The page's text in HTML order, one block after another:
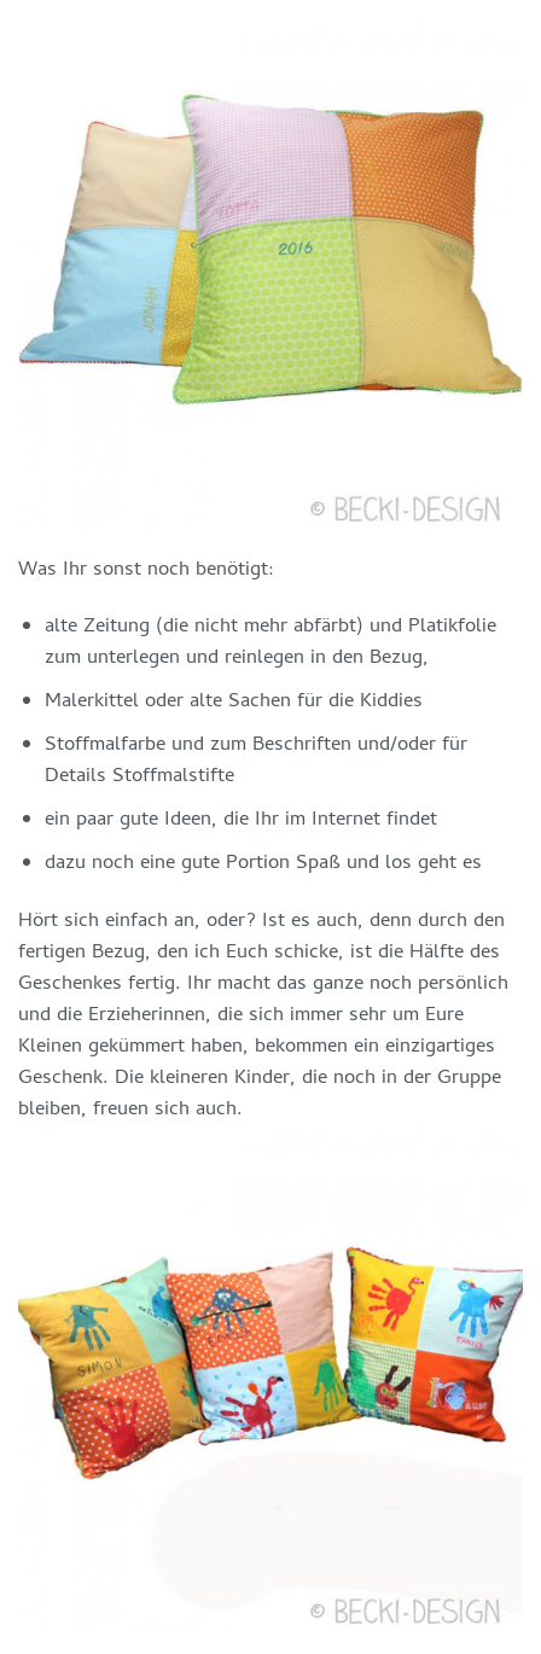
Was Ihr sonst noch benötigt:
alte Zeitung (die nicht mehr abfärbt) und Platikfolie
zum unterlegen und reinlegen in den Bezug,
Malerkittel oder alte Sachen für die Kiddies
Stoffmalfarbe und zum Beschriften und/oder für
Details Stoffmalstifte
ein paar gute Ideen, die Ihr im Internet findet
dazu noch eine gute Portion Spaß und los geht es
Hört sich einfach an, oder? Ist es auch, denn durch den
fertigen Bezug, den ich Euch schicke, ist die Hälfte des
Geschenkes fertig. Ihr macht das ganze noch persönlich
und die Erzieherinnen, die sich immer sehr um Eure
Kleinen gekümmert haben, bekommen ein einzigartiges
Geschenk. Die kleineren Kinder, die noch in der Gruppe
bleiben, freuen sich auch.